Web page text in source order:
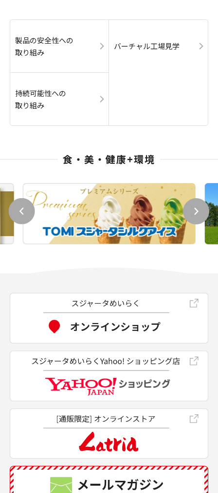
製品の安全性への
取り組み
バーチャル工場見学
持続可能性への
取り組み
食・美・健康+環境